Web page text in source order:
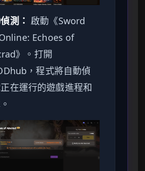
測： 啟動《Sword
Echoes of
》。打開
，程式將自動偵
在運行的遊戲進程和